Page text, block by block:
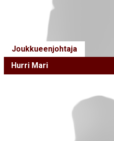
Joukkueenjohtaja
Hurri Mari